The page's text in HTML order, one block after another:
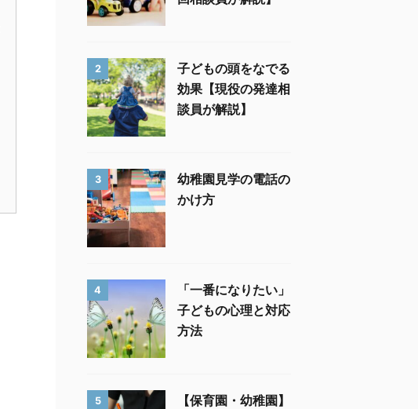
2
子どもの頭をなでる
効果【現役の発達相
談員が解説】
3
幼稚園見学の電話の
かけ方
4
「一番になりたい」
子どもの心理と対応
方法
5
【保育園・幼稚園】